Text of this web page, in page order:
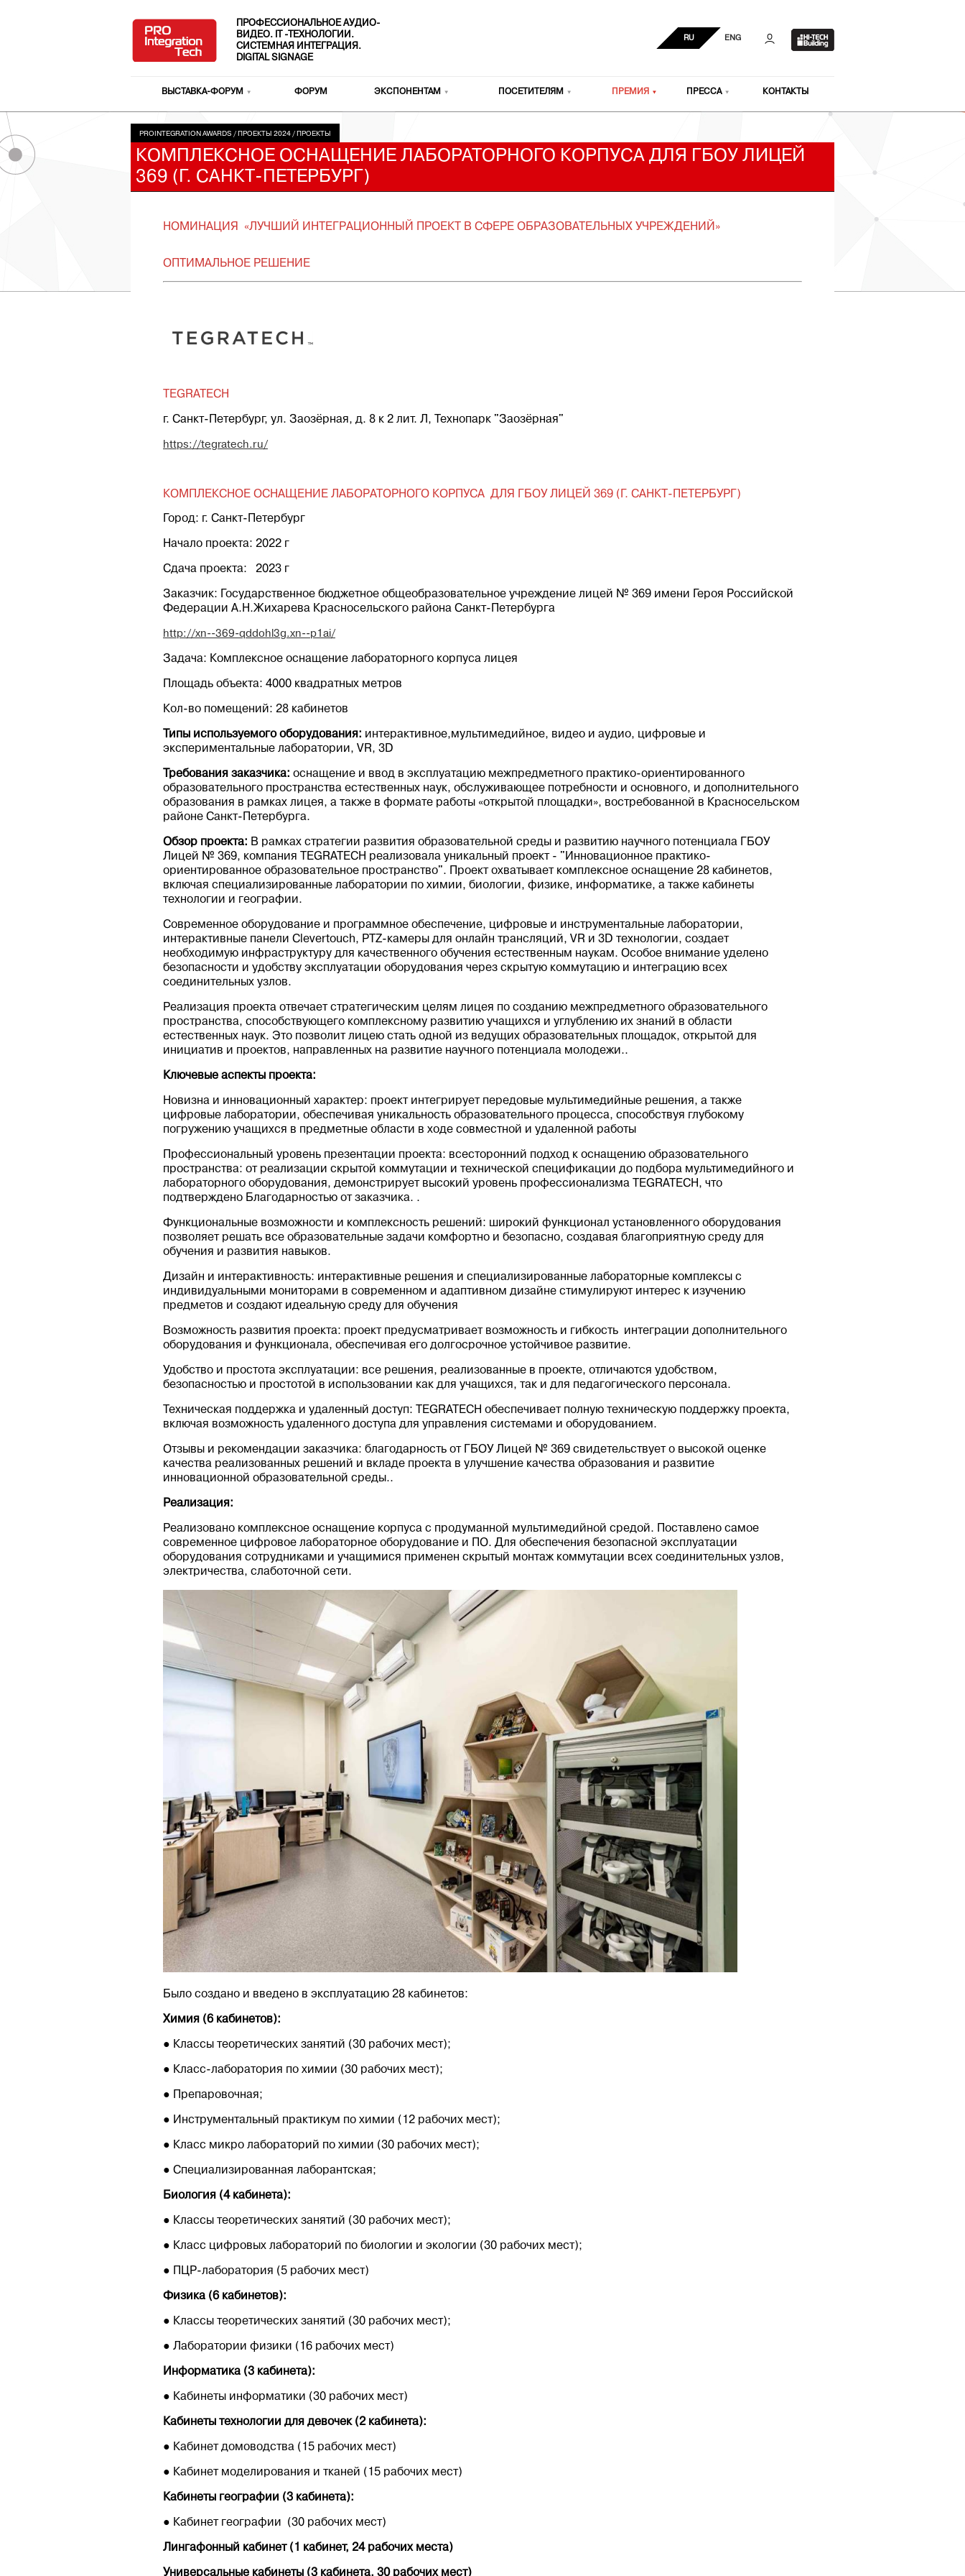
RU ENG
ПРОФЕССИОНАЛЬНОЕ АУДИО-
ВИДЕО. IT -ТЕХНОЛОГИИ.
СИСТЕМНАЯ ИНТЕГРАЦИЯ.
DIGITAL SIGNAGE
ВЫСТАВКА-ФОРУМ ФОРУМ ЭКСПОНЕНТАМ ПОСЕТИТЕЛЯМ ПРЕМИЯ ПРЕССА КОНТАКТЫ
PROINTEGRATION AWARDS / ПРОЕКТЫ 2024 / ПРОЕКТЫ
КОМПЛЕКСНОЕ ОСНАЩЕНИЕ ЛАБОРАТОРНОГО КОРПУСА ДЛЯ ГБОУ ЛИЦЕЙ
369 (Г. САНКТ-ПЕТЕРБУРГ)
НОМИНАЦИЯ «ЛУЧШИЙ ИНТЕГРАЦИОННЫЙ ПРОЕКТ В СФЕРЕ ОБРАЗОВАТЕЛЬНЫХ УЧРЕЖДЕНИЙ»
ОПТИМАЛЬНОЕ РЕШЕНИЕ
TEGRATECH
г. Санкт-Петербург, ул. Заозёрная, д. 8 к 2 лит. Л, Технопарк "Заозёрная"
https://tegratech.ru/
КОМПЛЕКСНОЕ ОСНАЩЕНИЕ ЛАБОРАТОРНОГО КОРПУСА ДЛЯ ГБОУ ЛИЦЕЙ 369 (Г. САНКТ-ПЕТЕРБУРГ)
Город: г. Санкт-Петербург
Начало проекта: 2022 г
Сдача проекта: 2023 г
Заказчик: Государственное бюджетное общеобразовательное учреждение лицей № 369 имени Героя Российской
Федерации А.Н.Жихарева Красносельского района Санкт-Петербурга
http://xn--369-qddohl3g.xn--p1ai/
Задача: Комплексное оснащение лабораторного корпуса лицея
Площадь объекта: 4000 квадратных метров
Кол-во помещений: 28 кабинетов
Типы используемого оборудования: интерактивное,мультимедийное, видео и аудио, цифровые и
экспериментальные лаборатории, VR, 3D
Требования заказчика: оснащение и ввод в эксплуатацию межпредметного практико-ориентированного
образовательного пространства естественных наук, обслуживающее потребности и основного, и дополнительного
образования в рамках лицея, а также в формате работы «открытой площадки», востребованной в Красносельском
районе Санкт-Петербурга.
Обзор проекта: В рамках стратегии развития образовательной среды и развитию научного потенциала ГБОУ
Лицей № 369, компания TEGRATECH реализовала уникальный проект - "Инновационное практико-
ориентированное образовательное пространство". Проект охватывает комплексное оснащение 28 кабинетов,
включая специализированные лаборатории по химии, биологии, физике, информатике, а также кабинеты
технологии и географии.
Современное оборудование и программное обеспечение, цифровые и инструментальные лаборатории,
интерактивные панели Clevertouch, PTZ-камеры для онлайн трансляций, VR и 3D технологии, создает
необходимую инфраструктуру для качественного обучения естественным наукам. Особое внимание уделено
безопасности и удобству эксплуатации оборудования через скрытую коммутацию и интеграцию всех
соединительных узлов.
Реализация проекта отвечает стратегическим целям лицея по созданию межпредметного образовательного
пространства, способствующего комплексному развитию учащихся и углублению их знаний в области
естественных наук. Это позволит лицею стать одной из ведущих образовательных площадок, открытой для
инициатив и проектов, направленных на развитие научного потенциала молодежи..
Ключевые аспекты проекта:
Новизна и инновационный характер: проект интегрирует передовые мультимедийные решения, а также
цифровые лаборатории, обеспечивая уникальность образовательного процесса, способствуя глубокому
погружению учащихся в предметные области в ходе совместной и удаленной работы
Профессиональный уровень презентации проекта: всесторонний подход к оснащению образовательного
пространства: от реализации скрытой коммутации и технической спецификации до подбора мультимедийного и
лабораторного оборудования, демонстрирует высокий уровень профессионализма TEGRATECH, что
подтверждено Благодарностью от заказчика. .
Функциональные возможности и комплексность решений: широкий функционал установленного оборудования
позволяет решать все образовательные задачи комфортно и безопасно, создавая благоприятную среду для
обучения и развития навыков.
Дизайн и интерактивность: интерактивные решения и специализированные лабораторные комплексы с
индивидуальными мониторами в современном и адаптивном дизайне стимулируют интерес к изучению
предметов и создают идеальную среду для обучения
Возможность развития проекта: проект предусматривает возможность и гибкость интеграции дополнительного
оборудования и функционала, обеспечивая его долгосрочное устойчивое развитие.
Удобство и простота эксплуатации: все решения, реализованные в проекте, отличаются удобством,
безопасностью и простотой в использовании как для учащихся, так и для педагогического персонала.
Техническая поддержка и удаленный доступ: TEGRATECH обеспечивает полную техническую поддержку проекта,
включая возможность удаленного доступа для управления системами и оборудованием.
Отзывы и рекомендации заказчика: благодарность от ГБОУ Лицей № 369 свидетельствует о высокой оценке
качества реализованных решений и вкладе проекта в улучшение качества образования и развитие
инновационной образовательной среды..
Реализация:
Реализовано комплексное оснащение корпуса с продуманной мультимедийной средой. Поставлено самое
современное цифровое лабораторное оборудование и ПО. Для обеспечения безопасной эксплуатации
оборудования сотрудниками и учащимися применен скрытый монтаж коммутации всех соединительных узлов,
электричества, слаботочной сети.
Было создано и введено в эксплуатацию 28 кабинетов:
Химия (6 кабинетов):
● Классы теоретических занятий (30 рабочих мест);
● Класс-лаборатория по химии (30 рабочих мест);
● Препаровочная;
● Инструментальный практикум по химии (12 рабочих мест);
● Класс микро лабораторий по химии (30 рабочих мест);
● Специализированная лаборантская;
Биология (4 кабинета):
● Классы теоретических занятий (30 рабочих мест);
● Класс цифровых лабораторий по биологии и экологии (30 рабочих мест);
● ПЦР-лаборатория (5 рабочих мест)
Физика (6 кабинетов):
● Классы теоретических занятий (30 рабочих мест);
● Лаборатории физики (16 рабочих мест)
Информатика (3 кабинета):
● Кабинеты информатики (30 рабочих мест)
Кабинеты технологии для девочек (2 кабинета):
● Кабинет домоводства (15 рабочих мест)
● Кабинет моделирования и тканей (15 рабочих мест)
Кабинеты географии (3 кабинета):
● Кабинет географии (30 рабочих мест)
Лингафонный кабинет (1 кабинет, 24 рабочих места)
Универсальные кабинеты (3 кабинета, 30 рабочих мест)